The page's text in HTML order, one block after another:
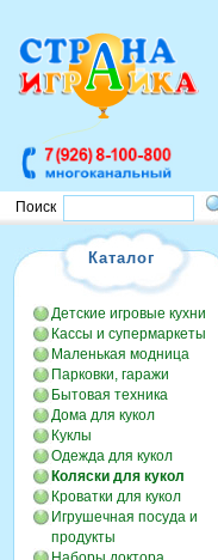
Поиск
Каталог
Детские игровые кухни
Кассы и супермаркеты
Маленькая модница
Парковки, гаражи
Бытовая техника
Дома для кукол
Куклы
Одежда для кукол
Коляски для кукол
Кроватки для кукол
Игрушечная посуда и
продукты